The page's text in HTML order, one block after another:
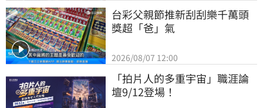
台彩父親節推新刮刮樂千萬頭
獎超「爸」氣
2026/08/07 12:00
「拍片人的多重宇宙」職涯論
壇9/12登場！